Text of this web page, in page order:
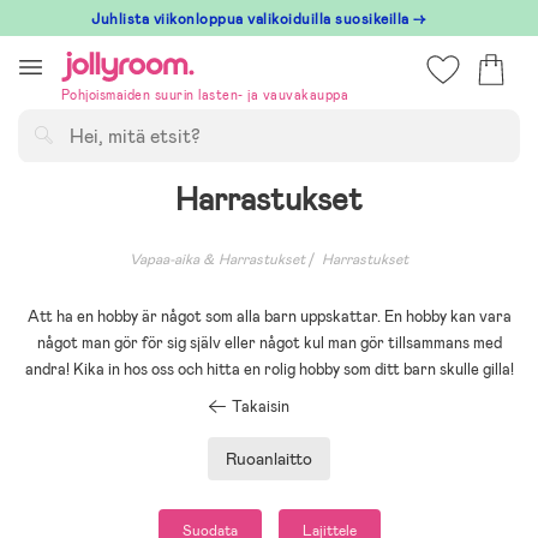
till
innehållet
Juhlista viikonloppua valikoiduilla suosikeilla →
Pohjoismaiden suurin lasten- ja vauvakauppa
Harrastukset
Vapaa-aika & Harrastukset Harrastukset
Att ha en hobby är något som alla barn uppskattar. En hobby kan vara
något man gör för sig själv eller något kul man gör tillsammans med
andra! Kika in hos oss och hitta en rolig hobby som ditt barn skulle gilla!
Takaisin
Ruoanlaitto
Suodata Lajittele